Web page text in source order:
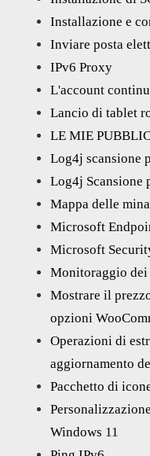
Installazione e
Inviare posta
IPv6 Proxy
L'account
Lancio di tablet
LE MIE
Log4j scansione
Log4j Scansione
Mappa delle
Microsoft
Microsoft
Monitoraggio dei
Mostrare il
opzioni
Operazioni di
aggiornamento
Pacchetto di
Windows 11